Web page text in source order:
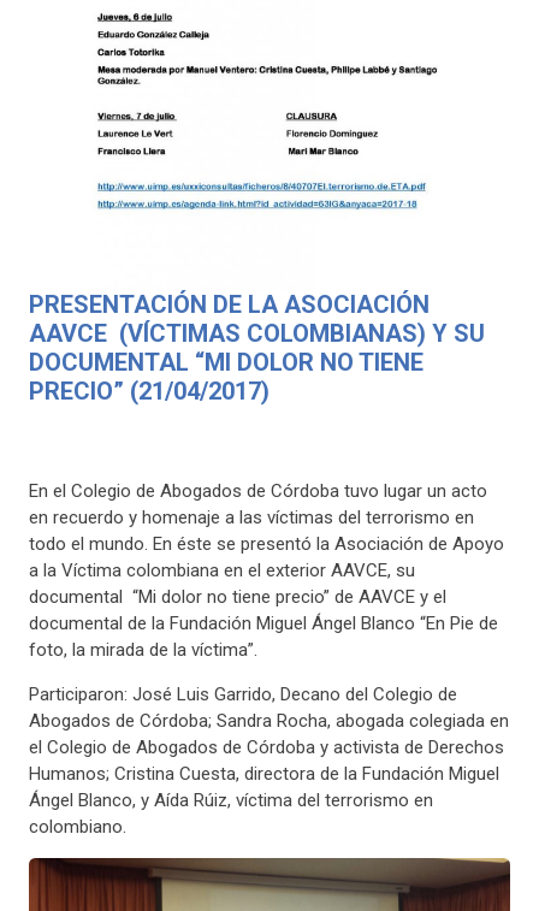
PRESENTACIÓN DE LA ASOCIACIÓN
AAVCE (VÍCTIMAS COLOMBIANAS) Y SU
DOCUMENTAL “MI DOLOR NO TIENE
PRECIO” (21/04/2017)
En el Colegio de Abogados de Córdoba tuvo lugar un acto
en recuerdo y homenaje a las víctimas del terrorismo en
todo el mundo. En éste se presentó la Asociación de Apoyo
a la Víctima colombiana en el exterior AAVCE, su
documental “Mi dolor no tiene precio” de AAVCE y el
documental de la Fundación Miguel Ángel Blanco “En Pie de
foto, la mirada de la víctima”.
Participaron: José Luis Garrido, Decano del Colegio de
Abogados de Córdoba; Sandra Rocha, abogada colegiada en
el Colegio de Abogados de Córdoba y activista de Derechos
Humanos; Cristina Cuesta, directora de la Fundación Miguel
Ángel Blanco, y Aída Rúiz, víctima del terrorismo en
colombiano.